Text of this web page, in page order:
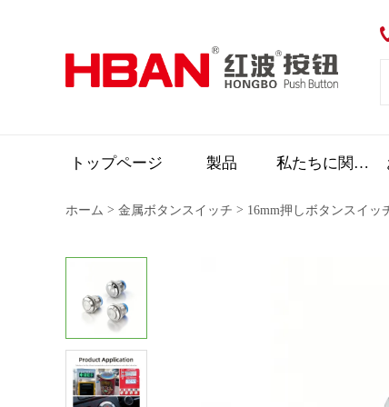
トップページ 製品 私たちに関しては
ホーム > 金属ボタンスイッチ > 16mm押しボタンスイッ